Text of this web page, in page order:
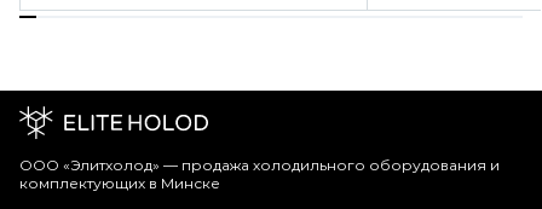
ООО «Элитхолод» ― продажа холодильного оборудования и
комплектующих в Минске